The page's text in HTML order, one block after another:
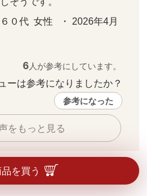
０代  女性   ・ 2026年4月
6人が参考にしています。
ーは参考になりましたか？
参考になった
をもっと見る
を買う